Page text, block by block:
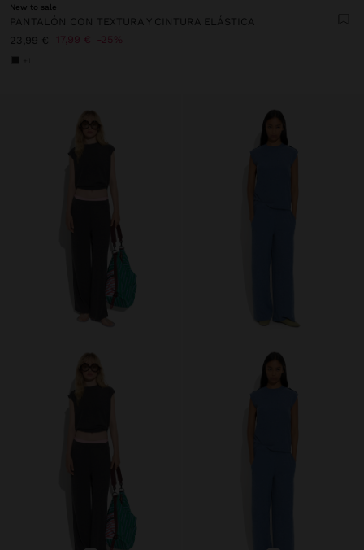
New to sale
PANTALÓN CON TEXTURA Y CINTURA ELÁSTICA
23,99 €
17,99 € 25%